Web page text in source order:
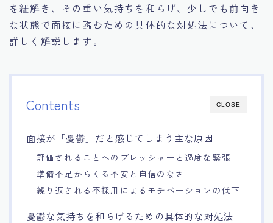
を紐解き、その重い気持ちを和らげ、少しでも前向き
な状態で面接に臨むための具体的な対処法について、
詳しく解説します。
CLOSE
Contents
面接が「憂鬱」だと感じてしまう主な原因
評価されることへのプレッシャーと過度な緊張
準備不足からくる不安と自信のなさ
繰り返される不採用によるモチベーションの低下
憂鬱な気持ちを和らげるための具体的な対処法